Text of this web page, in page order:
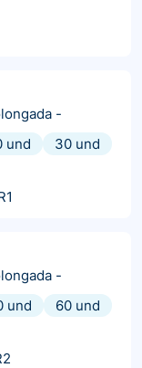
-
und
30 und
-
und
60 und